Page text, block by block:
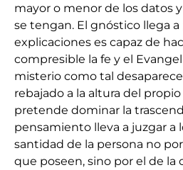
mayor o menor de los datos
se tengan. El gnóstico llega
explicaciones es capaz de
compresible la fe y el
misterio como tal
rebajado a la altura del
pretende dominar la
pensamiento lleva a juzgar a
santidad de la persona no
que poseen, sino por el de la